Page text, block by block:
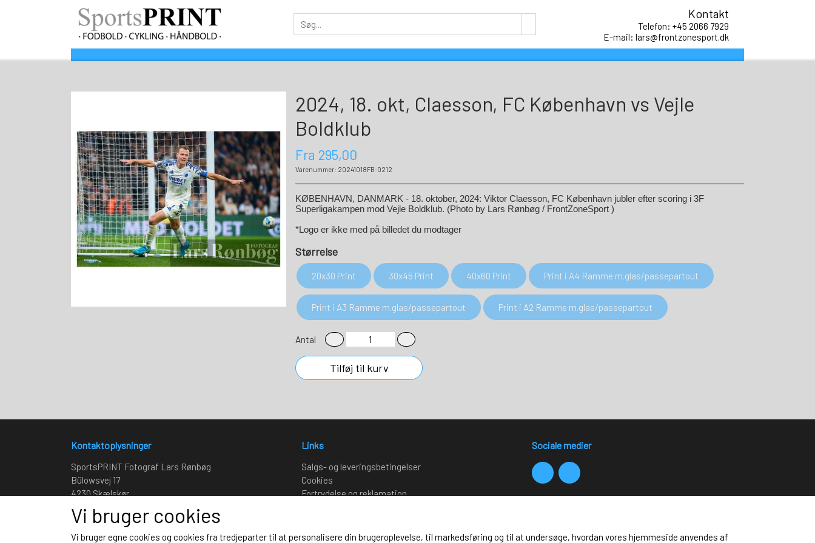
Kontakt
Telefon: +45 2066 7929
E-mail: lars@frontzonesport.dk
2024, 18. okt, Claesson, FC København vs Vejle
Boldklub
Fra 295,00
Varenummer: 20241018FB-0212
KØBENHAVN, DANMARK - 18. oktober, 2024: Viktor Claesson, FC København jubler efter scoring i 3F
Superligakampen mod Vejle Boldklub. (Photo by Lars Rønbøg / FrontZoneSport )
*Logo er ikke med på billedet du modtager
Størrelse
20x30 Print 30x45 Print 40x60 Print Print i A4 Ramme m.glas/passepartout
Print i A3 Ramme m.glas/passepartout Print i A2 Ramme m.glas/passepartout
Antal
Tilføj til kurv
Kontaktoplysninger
SportsPRINT Fotograf Lars Rønbøg
Bülowsvej 17
4230 Skælskør
CVR: 20147830
Links
Salgs- og leveringsbetingelser
Cookies
Fortrydelse og reklamation
Sociale medier
Vi bruger cookies
Vi bruger egne cookies og cookies fra tredjeparter til at personalisere din brugeroplevelse, til markedsføring og til at undersøge, hvordan vores hjemmeside anvendes af